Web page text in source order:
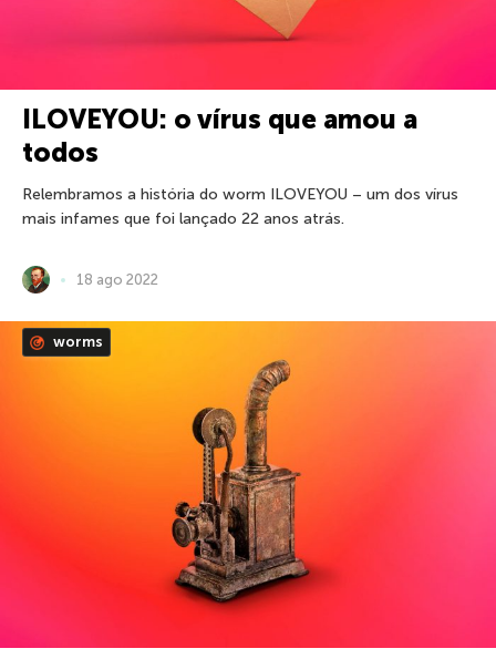
ILOVEYOU: o vírus que amou a
todos
Relembramos a história do worm ILOVEYOU – um dos vírus
mais infames que foi lançado 22 anos atrás.
18 ago 2022
worms